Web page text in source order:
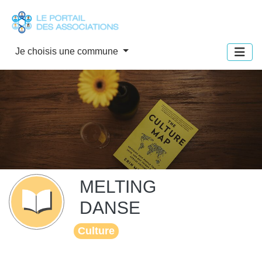
Je choisis une commune
MELTING
DANSE
Culture